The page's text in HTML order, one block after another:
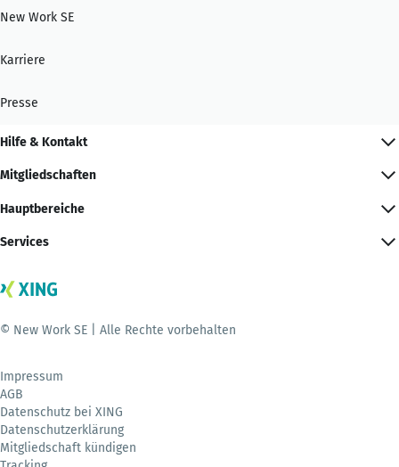
New Work SE
Karriere
Presse
Hilfe & Kontakt
Mitgliedschaften
Hauptbereiche
Services
© New Work SE | Alle Rechte vorbehalten
Impressum
AGB
Datenschutz bei XING
Datenschutzerklärung
Mitgliedschaft kündigen